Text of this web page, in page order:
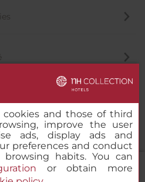
and those of third
improve the user
ads, display ads and
preferences and conduct
browsing habits. You can
or obtain more